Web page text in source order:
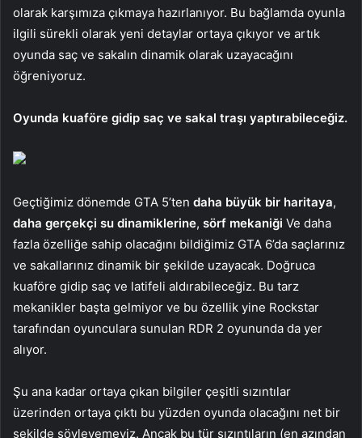
olarak karşımıza çıkmaya hazırlanıyor. Bu bağlamda oyunla
ilgili sürekli olarak yeni detaylar ortaya çıkıyor ve artık
oyunda saç ve sakalın dinamik olarak uzayacağını
öğreniyoruz.
Oyunda kuaföre gidip saç ve sakal traşı yaptırabileceğiz.
Geçtiğimiz dönemde GTA 5’ten daha büyük bir haritaya,
daha gerçekçi su dinamiklerine, sörf mekaniği Ve daha
fazla özelliğe sahip olacağını bildiğimiz GTA 6’da saçlarınız
ve sakallarınız dinamik bir şekilde uzayacak. Doğruca
kuaföre gidip saç ve latifeli aldırabileceğiz. Bu tarz
mekanikler başta gelmiyor ve bu özellik yine Rockstar
tarafından oyunculara sunulan RDR 2 oyununda da yer
alıyor.
Şu ana kadar ortaya çıkan bilgiler çeşitli sızıntılar
üzerinden ortaya çıktı bu yüzden oyunda olacağını net bir
şekilde söyleyemeyiz. Ancak bu tür sızıntıların (en azından